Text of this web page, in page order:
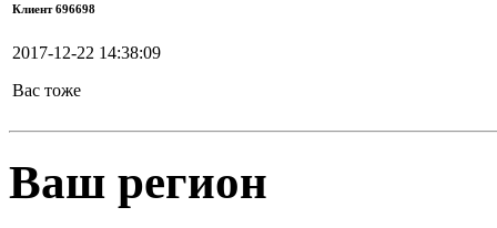
Клиент 696698
2017-12-22 14:38:09
Вас тоже
Ваш регион